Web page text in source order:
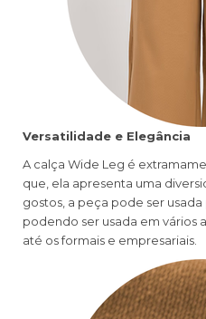
Versatilidade e Elegância
A calça Wide Leg é
que, ela apresenta uma
gostos, a peça pode ser
podendo ser usada em vários
até os formais e empresariais.